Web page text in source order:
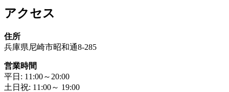
アクセス
住所
兵庫県尼崎市昭和通8-285
営業時間
平日: 11:00～20:00
土日祝: 11:00～ 19:00